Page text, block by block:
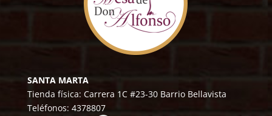
SANTA MARTA
Tienda física: Carrera 1C #23-30 Barrio Bellavista
Teléfonos: 4378807